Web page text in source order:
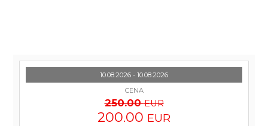
10.08.2026 - 10.08.2026
CENA
250.00 EUR
200.00 EUR